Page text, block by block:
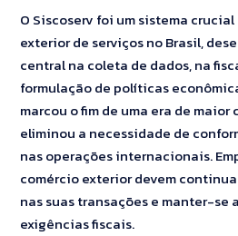
O Siscoserv foi um sistema
exterior de serviços no Brasil,
central na coleta de dados, na
formulação de políticas
marcou o fim de uma era de maior
eliminou a necessidade de
nas operações internacionais.
comércio exterior devem
nas suas transações e manter-se
exigências fiscais.